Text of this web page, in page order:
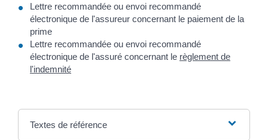
Lettre recommandée ou envoi recommandé
électronique de l'assureur concernant le paiement de la
prime
Lettre recommandée ou envoi recommandé
électronique de l'assuré concernant le règlement de
l'indemnité
Textes de référence